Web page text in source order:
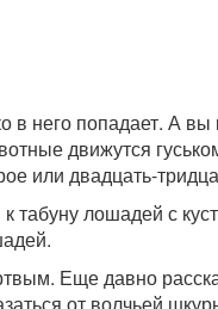
в него попадает. А вы
движутся
или двадцать-
табуну лошадей с
Еще давно